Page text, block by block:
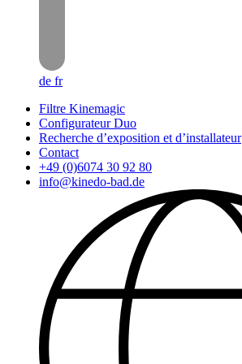
de fr
Filtre Kinemagic
Configurateur Duo
Recherche d’exposition et d’installateur
Contact
+49 (0)6074 30 92 80
info@kinedo-bad.de